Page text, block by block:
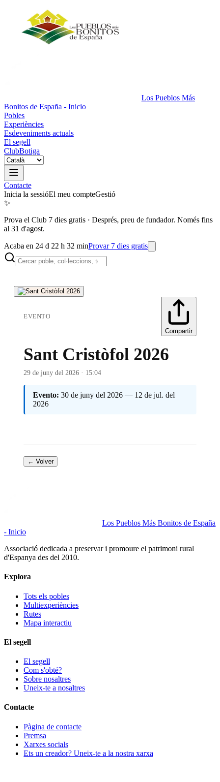
Los Pueblos Más
Bonitos de España - Inicio
Pobles
Experiències
Esdeveniments actuals
El segell
ClubBotiga
Contacte
Inicia la sessióEl meu compteGestió
✨
Prova el Club 7 dies gratis · Després, preu de fundador. Només fins
al 31 d'agost.
Acaba en 24 d 22 h 32 minProvar 7 dies gratis
EVENTO
Compartir
Sant Cristòfol 2026
29 de juny del 2026 · 15:04
Evento: 30 de juny del 2026 — 12 de jul. del
2026
← Volver
Los Pueblos Más Bonitos de España
- Inicio
Associació dedicada a preservar i promoure el patrimoni rural
d'Espanya des del 2010.
Explora
Tots els pobles
Multiexperiències
Rutes
Mapa interactiu
El segell
El segell
Com s'obté?
Sobre nosaltres
Uneix-te a nosaltres
Contacte
Pàgina de contacte
Premsa
Xarxes socials
Ets un creador? Uneix-te a la nostra xarxa